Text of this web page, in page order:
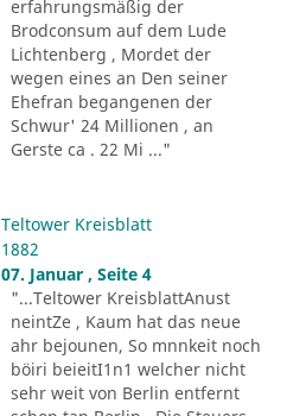
erfahrungsmäßig der
Brodconsum auf dem Lude
Lichtenberg , Mordet der
wegen eines an Den seiner
Ehefran begangenen der
Schwur' 24 Millionen , an
Gerste ca . 22 Mi ..."
Teltower Kreisblatt
1882
07. Januar , Seite 4
"...Teltower KreisblattAnust
neintZe , Kaum hat das neue
ahr bejounen, So mnnkeit noch
böiri beieitI1n1 welcher nicht
sehr weit von Berlin entfernt